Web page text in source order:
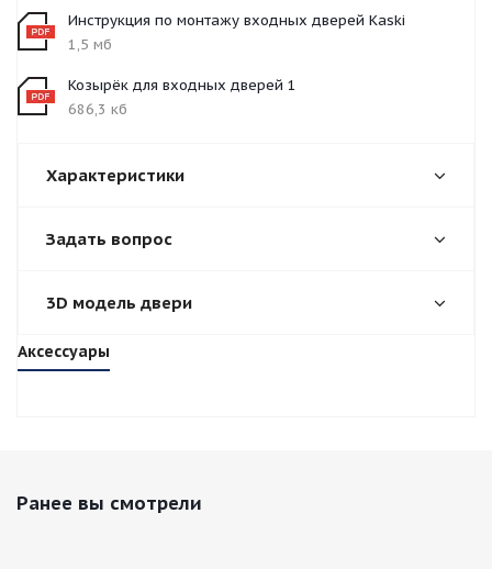
Инструкция по монтажу входных дверей Kaski
1,5 мб
Козырёк для входных дверей 1
686,3 кб
Характеристики
Задать вопрос
3D модель двери
Аксессуары
Ранее вы смотрели